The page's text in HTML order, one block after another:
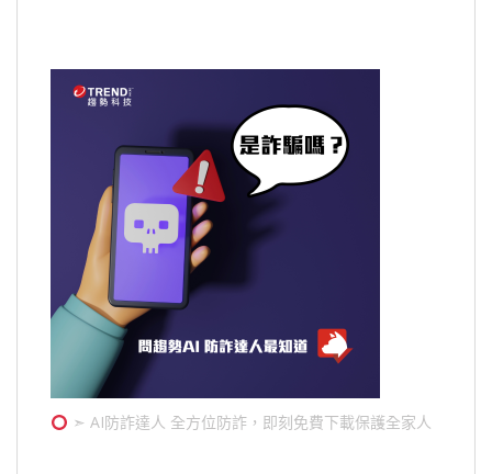
➣ AI防詐達人 全方位防詐，即刻免費下載保護全家人